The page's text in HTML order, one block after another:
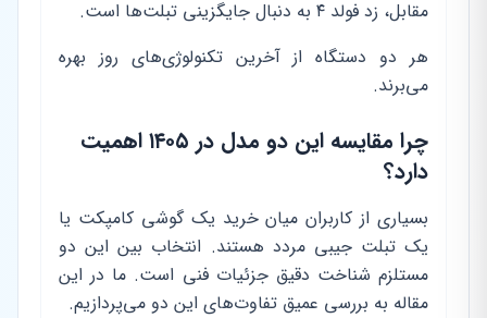
مقابل، زد فولد ۴ به دنبال جایگزینی تبلت‌ها است.
هر دو دستگاه از آخرین تکنولوژی‌های روز بهره
می‌برند.
چرا مقایسه این دو مدل در ۱۴۰۵ اهمیت
دارد؟
بسیاری از کاربران میان خرید یک گوشی کامپکت یا
یک تبلت جیبی مردد هستند. انتخاب بین این دو
مستلزم شناخت دقیق جزئیات فنی است. ما در این
مقاله به بررسی عمیق تفاوت‌های این دو می‌پردازیم.